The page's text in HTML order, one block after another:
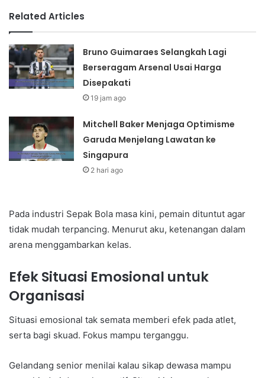
Related Articles
Bruno Guimaraes Selangkah Lagi
Berseragam Arsenal Usai Harga
Disepakati
19 jam ago
Mitchell Baker Menjaga Optimisme
Garuda Menjelang Lawatan ke
Singapura
2 hari ago
Pada industri Sepak Bola masa kini, pemain dituntut agar
tidak mudah terpancing. Menurut aku, ketenangan dalam
arena menggambarkan kelas.
Efek Situasi Emosional untuk
Organisasi
Situasi emosional tak semata memberi efek pada atlet,
serta bagi skuad. Fokus mampu terganggu.
Gelandang senior menilai kalau sikap dewasa mampu